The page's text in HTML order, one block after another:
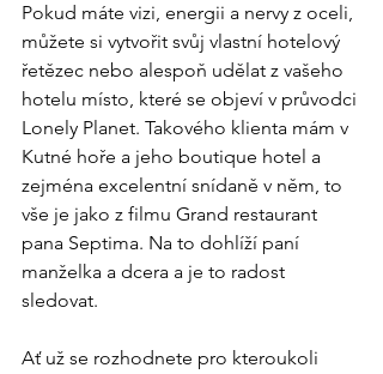
Pokud máte vizi, energii a nervy z oceli,
můžete si vytvořit svůj vlastní hotelový
řetězec nebo alespoň udělat z vašeho
hotelu místo, které se objeví v průvodci
Lonely Planet. Takového klienta mám v
Kutné hoře a jeho boutique hotel a
zejména excelentní snídaně v něm, to
vše je jako z filmu Grand restaurant
pana Septima. Na to dohlíží paní
manželka a dcera a je to radost
sledovat.
Ať už se rozhodnete pro kteroukoli